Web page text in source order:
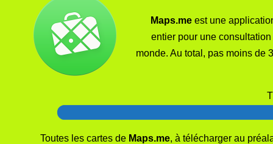
Maps.me est une
entier pour une
monde. Au total, pas moins de
Toutes les cartes de Maps.me, à télécharger au